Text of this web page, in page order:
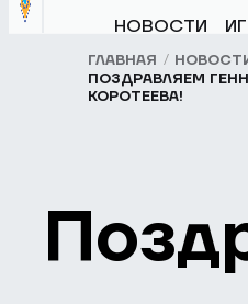
НОВОСТИ
ГЛАВНАЯ
ПОЗДРАВЛЯЕМ
КОРОТЕЕВА!